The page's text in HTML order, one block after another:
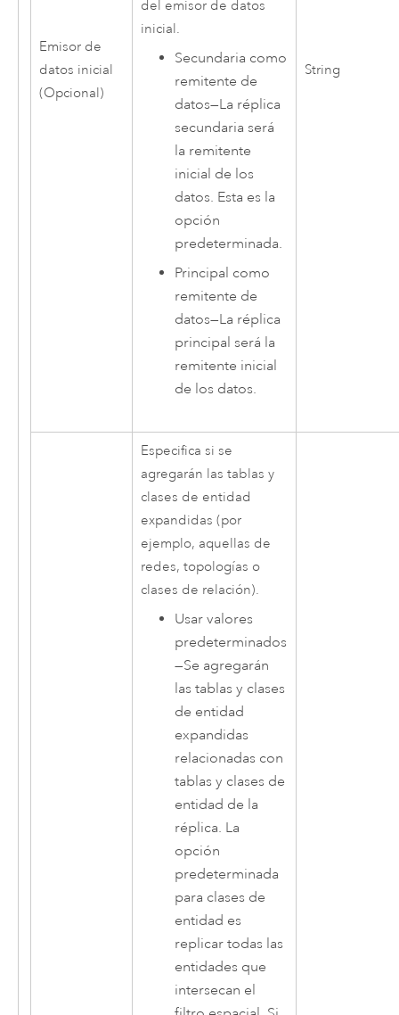
Emisor de
datos inicial
(Opcional)
del emisor de datos
inicial.
Secundaria como
remitente de
datos—La réplica
secundaria será
la remitente
inicial de los
datos. Esta es la
opción
predeterminada.
Principal como
remitente de
datos—La réplica
principal será la
remitente inicial
de los datos.
String
Especifica si se
agregarán las tablas y
clases de entidad
expandidas (por
ejemplo, aquellas de
redes, topologías o
clases de relación).
Usar valores
predeterminados
—Se agregarán
las tablas y clases
de entidad
expandidas
relacionadas con
tablas y clases de
entidad de la
réplica. La
opción
predeterminada
para clases de
entidad es
replicar todas las
entidades que
intersecan el